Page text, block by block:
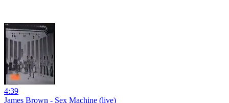
4:39
James Brown - Sex Machine (live)